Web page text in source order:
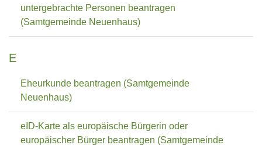
untergebrachte Personen beantragen
(Samtgemeinde Neuenhaus)
E
Eheurkunde beantragen (Samtgemeinde
Neuenhaus)
eID-Karte als europäische Bürgerin oder
europäischer Bürger beantragen (Samtgemeinde